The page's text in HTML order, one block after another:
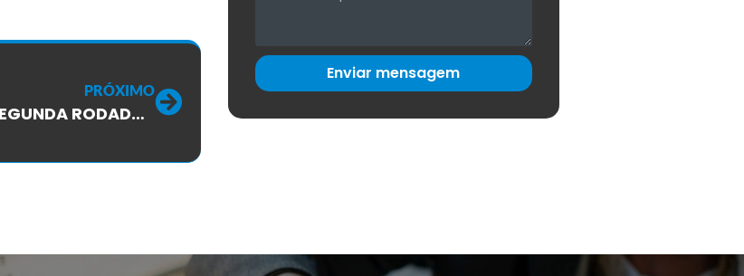
PRÓXIMO
RM TELECOM – SEGUNDA RODADA DE NEGOCIAÇÃO DO ACORDO COLETIVO
Enviar mensagem